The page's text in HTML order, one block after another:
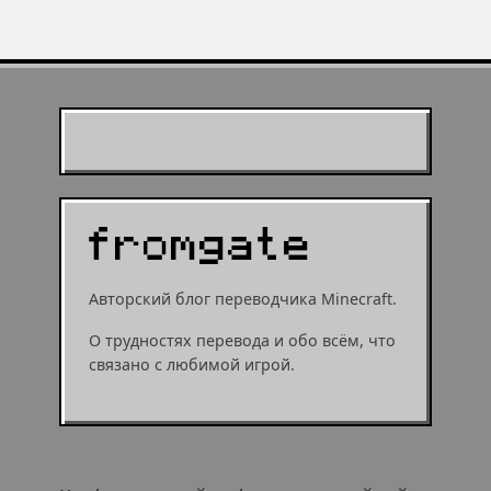
Авторский блог переводчика Minecraft.
О трудностях перевода и обо всём, что
связано с любимой игрой.
муушрумом или мушрумом